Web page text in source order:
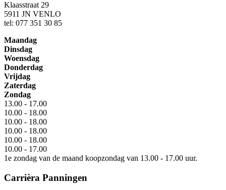
Klaasstraat 29
5911 JN VENLO
tel: 077 351 30 85
Maandag
Dinsdag
Woensdag
Donderdag
Vrijdag
Zaterdag
Zondag
13.00 - 17.00
10.00 - 18.00
10.00 - 18.00
10.00 - 18.00
10.00 - 18.00
10.00 - 17.00
1e zondag van de maand koopzondag van 13.00 - 17.00 uur.
Carrièra Panningen